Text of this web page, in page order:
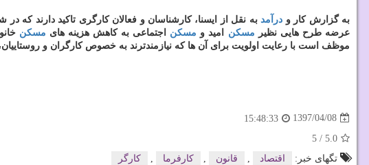
به گزارش كار و درآمدبه نقل از ایسنا، كارشناسان و فعالان كارگری تاكید دارند
عرضه طرح هایی نظیر مسكن امید و مسكن اجتماعی به كاهش هزینه های مسكن
موظف است با رعایت اولویت برای آن ها كه نیازمندترند به خصوص كارگران و
1397/04/08
15:48:33
5.0
/
5
تگهای خبر:
اقتصاد , قانون , كارفرما , كارگر